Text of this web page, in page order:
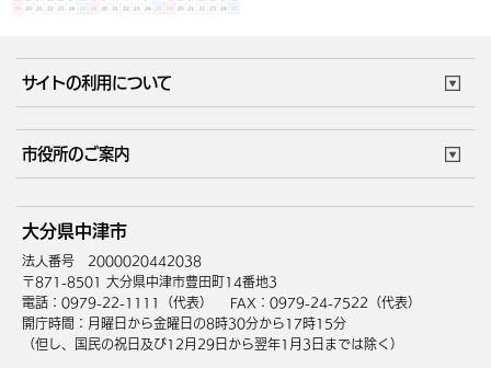
サイトの利用について
サイトマップ
市役所のご案内
庁舎地図 組織案内
中津市へのアクセス
大分県中津市
法人番号 2000020442038
〒871-8501 大分県中津市豊田町14番地3
電話：0979-22-1111（代表）
FAX：0979-24-7522（代表）
開庁時間：月曜日から金曜日の8時30分から17時15分
（但し、国民の祝日及び12月29日から翌年1月3日までは除く）